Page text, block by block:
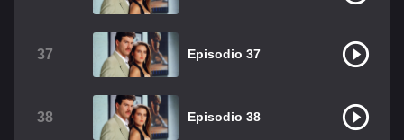
37 Episodio 37
38 Episodio 38